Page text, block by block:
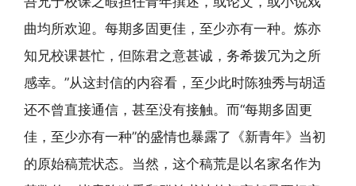
曲均所欢迎。每期多固更佳，至少亦有一种。炼亦
知兄校课甚忙，但陈君之意甚诚，务希拨冗为之所
感幸。”从这封信的内容看，至少此时陈独秀与胡适
还不曾直接通信，甚至没有接触。而“每期多固更
佳，至少亦有一种”的盛情也暴露了《新青年》当初
的原始稿荒状态。当然，这个稿荒是以名家名作为